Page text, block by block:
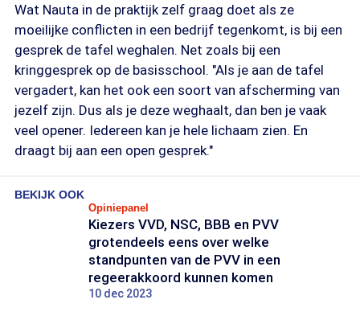
Wat Nauta in de praktijk zelf graag doet als ze
moeilijke conflicten in een bedrijf tegenkomt, is bij een
gesprek de tafel weghalen. Net zoals bij een
kringgesprek op de basisschool. "Als je aan de tafel
vergadert, kan het ook een soort van afscherming van
jezelf zijn. Dus als je deze weghaalt, dan ben je vaak
veel opener. Iedereen kan je hele lichaam zien. En
draagt bij aan een open gesprek."
BEKIJK OOK
Opiniepanel
Kiezers VVD, NSC, BBB en PVV
grotendeels eens over welke
standpunten van de PVV in een
regeerakkoord kunnen komen
10 dec 2023